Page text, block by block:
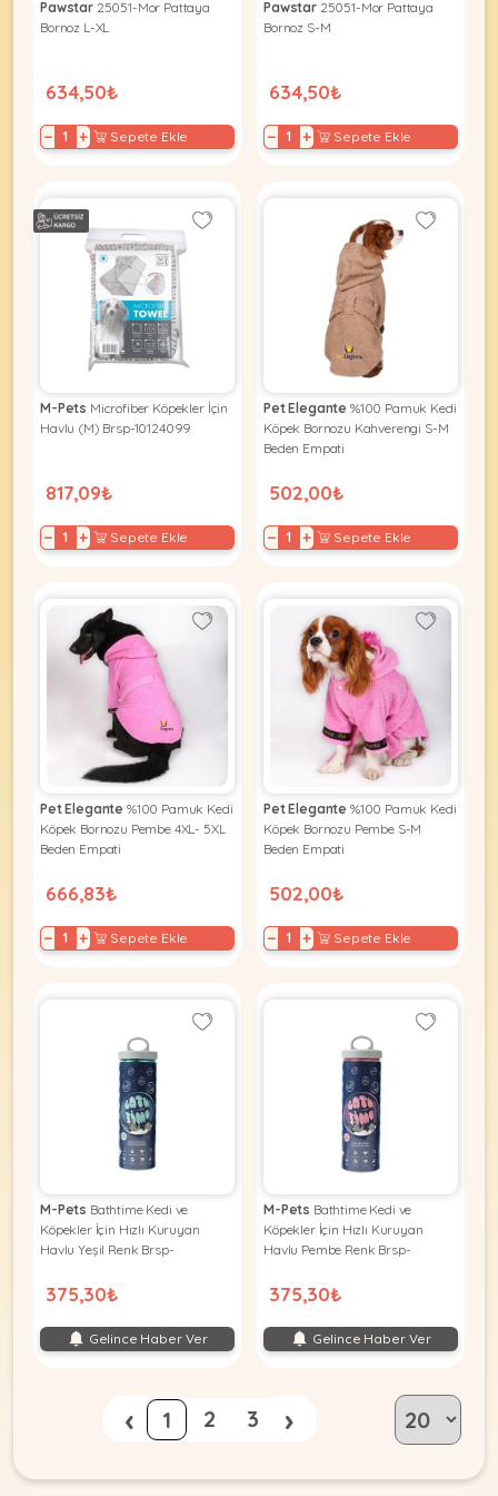
Pawstar25051-Mor Pattaya
Bornoz L-XL
634,50₺
− + Sepete Ekle
Pawstar25051-Mor Pattaya
Bornoz S-M
634,50₺
− + Sepete Ekle
M-Pets Microfiber Köpekler İçin
Havlu (M) Brsp-10124099
817,09₺
− + Sepete Ekle
Pet Elegante %100 Pamuk Kedi
Köpek Bornozu Kahverengi S-M
Beden Empati
502,00₺
− + Sepete Ekle
Pet Elegante %100 Pamuk Kedi
Köpek Bornozu Pembe 4XL- 5XL
Beden Empati
666,83₺
− + Sepete Ekle
Pet Elegante %100 Pamuk Kedi
Köpek Bornozu Pembe S-M
Beden Empati
502,00₺
− + Sepete Ekle
M-Pets Bathtime Kedi ve
Köpekler İçin Hızlı Kuruyan
Havlu Yeşil Renk Brsp-
375,30₺
Gelince Haber Ver
M-Pets Bathtime Kedi ve
Köpekler İçin Hızlı Kuruyan
Havlu Pembe Renk Brsp-
375,30₺
Gelince Haber Ver
‹ 1 2 3 ›